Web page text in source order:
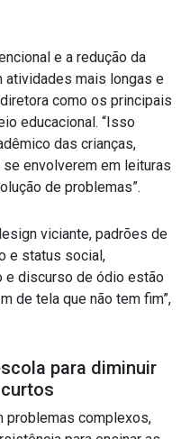
e a redução da
atividades mais longas e
como os principais
educacional. “Isso
das crianças,
envolverem em leituras
de problemas”.
viciante, padrões de
e status social,
e discurso de ódio estão
de tela que não tem fim”,
para diminuir
problemas complexos,